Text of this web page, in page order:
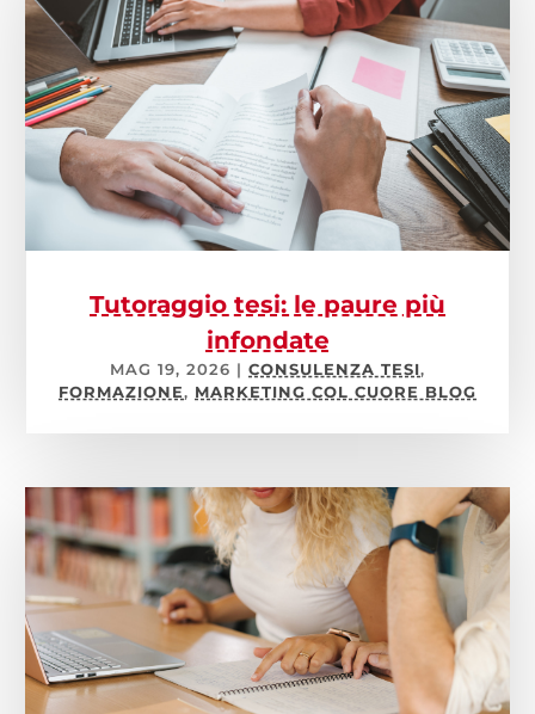
Tutoraggio tesi: le paure più
infondate
MAG 19, 2026 | CONSULENZA TESI,
FORMAZIONE, MARKETING COL CUORE BLOG